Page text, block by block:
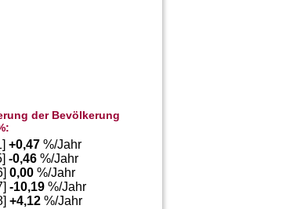
der Bevölkerung
+0,47 %/Jahr
-0,46 %/Jahr
0,00 %/Jahr
-10,19 %/Jahr
+4,12 %/Jahr